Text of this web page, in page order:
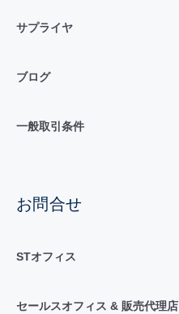
サプライヤ
ブログ
一般取引条件
お問合せ
STオフィス
セールスオフィス & 販売代理店